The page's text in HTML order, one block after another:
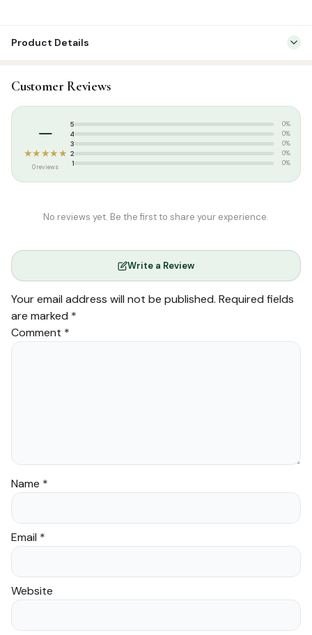
Product Details
Categories: Dua / Ruqya
Tags:
Customer Reviews
–
★★★★★
0 reviews
5 0%
4 0%
3 0%
2 0%
1 0%
No reviews yet. Be the first to share your experience.
Write a Review
Your email address will not be published. Required fields
are marked *
Comment *
Name *
Email *
Website